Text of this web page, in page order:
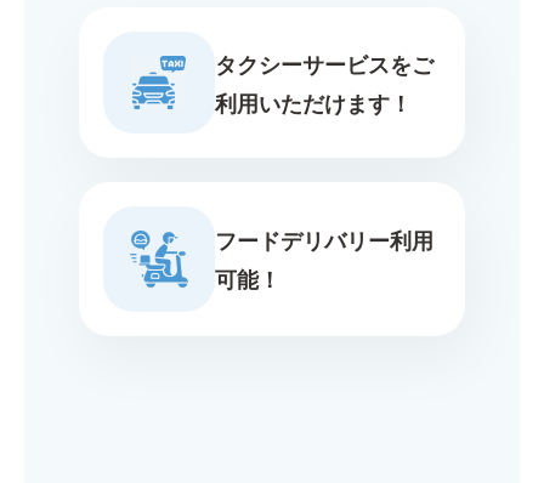
タクシーサービスをご
利用いただけます！
フードデリバリー利用
可能！